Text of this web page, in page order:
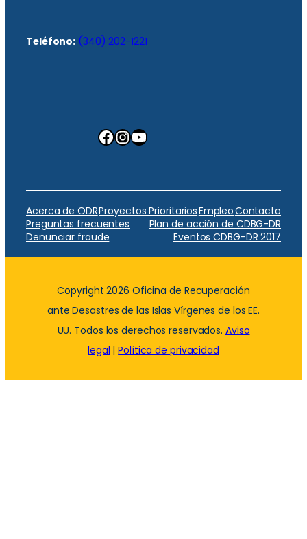
Teléfono: (340) 202-1221
Facebook InstagramYouTube
Acerca de ODRProyectos PrioritariosEmpleoContacto
Preguntas frecuentes
Plan de acción de CDBG-DR
Denunciar fraude
Eventos CDBG-DR 2017
Copyright 2026 Oficina de Recuperación
ante Desastres de las Islas Vírgenes de los EE.
UU. Todos los derechos reservados. Aviso
legal |Política de privacidad